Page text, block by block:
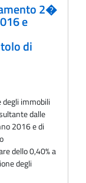
2�
e
di
immobili
dalle
2016 e di
dello 0,40% a
degli